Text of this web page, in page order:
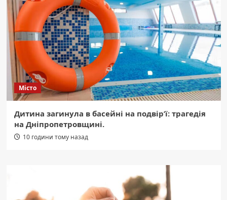
Місто
Дитина загинула в басейні на подвір’ї: трагедія
на Дніпропетровщині.
10 години тому назад